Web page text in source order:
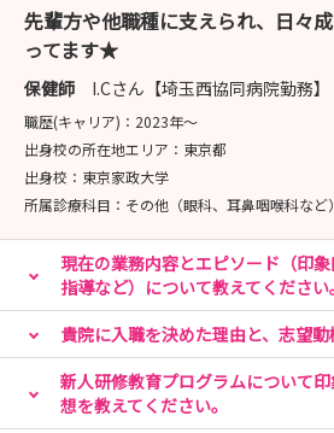
先輩方や他職種に支えられ、日々
ってます★
保健師 I.Cさん【埼玉西協同病院勤務】
職歴(キャリア)： 2023年〜
出身校の所在地エリア： 東京都
出身校： 東京家政大学
所属診療科目： その他（眼科、耳鼻咽喉科など）
現在の業務内容とエピソード（印
指導など）について教えてください
貴院に入職を決めた理由と、志望動
新人研修教育プログラムについて
想を教えてください。